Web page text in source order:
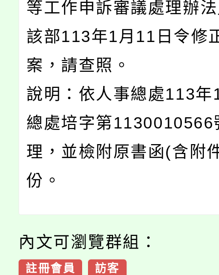
等工作申訴審議處理辦
該部113年1月11日令修
案，請查照。
說明：依人事總處113年
總處培字第1130010566
理，並檢附原書函(含附
份。
內文可瀏覽群組：
註冊會員 訪客